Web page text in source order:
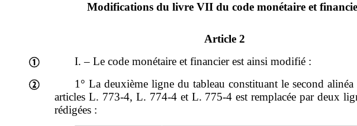
Modifications du livre VII du code monétaire et
Article 2
I. – Le code monétaire et financier est ainsi modifié :
1° La deuxième ligne du tableau constituant le second
articles L. 773‑4, L. 774‑4 et L. 775‑4 est remplacée par deux
rédigées :